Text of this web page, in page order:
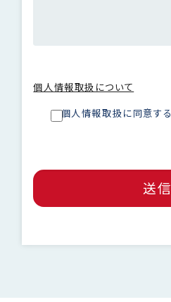
個人情報取扱について
ㅤ個人情報取扱に同意する